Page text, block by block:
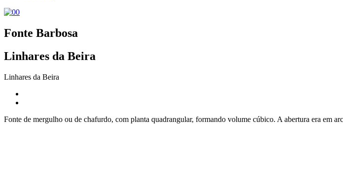
Fonte Barbosa
Linhares da Beira
Linhares da Beira
Fonte de mergulho ou de chafurdo, com planta quadrangular, formando volume cúbico. A abertura era em